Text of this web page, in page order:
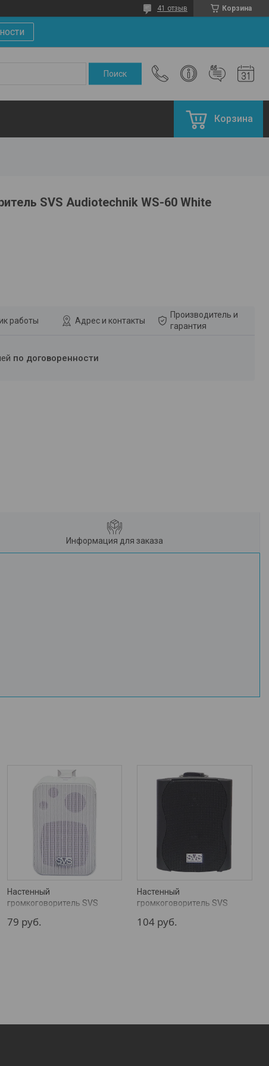
Корзина
41 отзыв
Корзина
SVS Audiotechnik WS-60 White
работы Адрес и контакты
Производитель и
гарантия
по договоренности
Информация для заказа
Настенный
громкоговоритель SVS
79 руб.
Настенный
громкоговоритель SVS
104 руб.